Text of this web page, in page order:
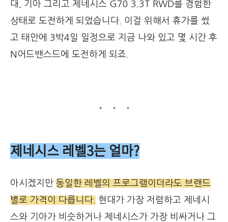
대, 기아 그리고 제네시스 G70 3.3T RWD를 경험한
상태로 도전하게 되었습니다. 이걸 위해서 휴가를 썼
고 태안에 3박4일 일정으로 지금 나와 있고 몇 시간 후
N어드밴스드에 도전하게 되죠.
제네시스 레벨3는 얼마?
아시겠지만 동일한 레벨의 프로그램이더라도 브랜드
별로 가격이 다릅니다.
현대가 가장 저렴하고 제네시
스와 기아가 비슷하거나 제네시스가 가장 비싸거나 그